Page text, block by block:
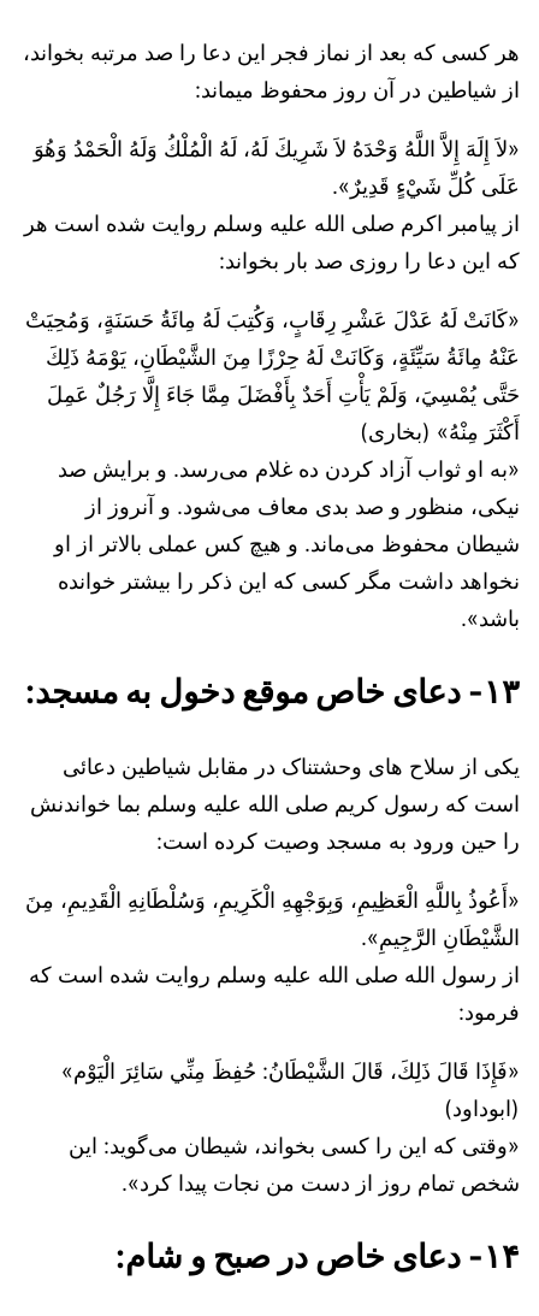
هر کسی که بعد از نماز فجر این دعا را صد مرتبه بخواند،
از شیاطین در آن روز محفوظ میماند:
«لاَ إِلَهَ إِلاَّ اللَّهُ وَحْدَهُ لاَ شَرِيكَ لَهُ، لَهُ الْمُلْكُ وَلَهُ الْحَمْدُ وَهُوَ
عَلَى كُلِّ شَيْءٍ قَدِيرٌ».
از پیامبر اکرم صلی الله علیه وسلم روایت شده است هر
که این دعا را روزی صد بار بخواند:
«كَانَتْ لَهُ عَدْلَ عَشْرِ رِقَابٍ، وَكُتِبَ لَهُ مِائَةُ حَسَنَةٍ، وَمُحِيَتْ
عَنْهُ مِائَةُ سَيِّئَةٍ، وَكَانَتْ لَهُ حِرْزًا مِنَ الشَّيْطَانِ، يَوْمَهُ ذَلِكَ
حَتَّى يُمْسِيَ، وَلَمْ يَأْتِ أَحَدٌ بِأَفْضَلَ مِمَّا جَاءَ إِلَّا رَجُلٌ عَمِلَ
أَكْثَرَ مِنْهُ» (بخاری)
«به او ثواب آزاد کردن ده غلام می‌رسد. و برایش صد
نیکی، منظور و صد بدی معاف می‌شود. و آنروز از
شیطان محفوظ می‌ماند. و هیچ کس عملی بالاتر از او
نخواهد داشت مگر کسی که این ذکر را بیشتر خوانده
باشد».
۱۳- دعای خاص موقع دخول به مسجد:
یکی از سلاح های وحشتناک در مقابل شیاطین دعائی
است که رسول کریم صلی الله علیه وسلم بما خواندنش
را حین ورود به مسجد وصیت کرده است:
«أَعُوذُ بِاللَّهِ الْعَظِيمِ، وَبِوَجْهِهِ الْكَرِيمِ، وَسُلْطَانِهِ الْقَدِيمِ، مِنَ
الشَّيْطَانِ الرَّجِيمِ».
از رسول الله صلی الله علیه وسلم روایت شده است که
فرمود:
«فَإِذَا قَالَ ذَلِكَ، قَالَ الشَّيْطَانُ: حُفِظَ مِنِّي سَائِرَ الْيَوْم»
(ابوداود)
«وقتی که این را کسی بخواند، شیطان می‌گوید: این
شخص تمام روز از دست من نجات پیدا کرد».
۱۴- دعای خاص در صبح و شام: